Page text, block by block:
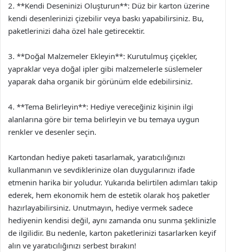
2. **Kendi Deseninizi Oluşturun**: Düz bir karton üzerine
kendi desenlerinizi çizebilir veya baskı yapabilirsiniz. Bu,
paketlerinizi daha özel hale getirecektir.
3. **Doğal Malzemeler Ekleyin**: Kurutulmuş çiçekler,
yapraklar veya doğal ipler gibi malzemelerle süslemeler
yaparak daha organik bir görünüm elde edebilirsiniz.
4. **Tema Belirleyin**: Hediye vereceğiniz kişinin ilgi
alanlarına göre bir tema belirleyin ve bu temaya uygun
renkler ve desenler seçin.
Kartondan hediye paketi tasarlamak, yaratıcılığınızı
kullanmanın ve sevdiklerinize olan duygularınızı ifade
etmenin harika bir yoludur. Yukarıda belirtilen adımları takip
ederek, hem ekonomik hem de estetik olarak hoş paketler
hazırlayabilirsiniz. Unutmayın, hediye vermek sadece
hediyenin kendisi değil, aynı zamanda onu sunma şeklinizle
de ilgilidir. Bu nedenle, karton paketlerinizi tasarlarken keyif
alın ve yaratıcılığınızı serbest bırakın!